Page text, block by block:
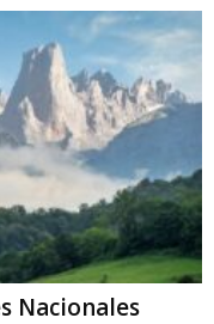
Nacionales